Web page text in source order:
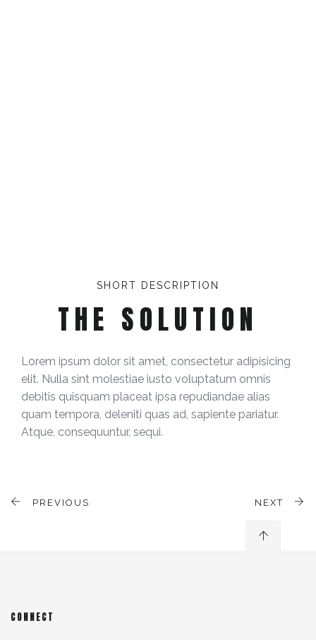
SHORT DESCRIPTION
THE SOLUTION
Lorem ipsum dolor sit amet, consectetur adipisicing
elit. Nulla sint molestiae iusto voluptatum omnis
debitis quisquam placeat ipsa repudiandae alias
quam tempora, deleniti quas ad, sapiente pariatur.
Atque, consequuntur, sequi.
PREVIOUS NEXT
CONNECT